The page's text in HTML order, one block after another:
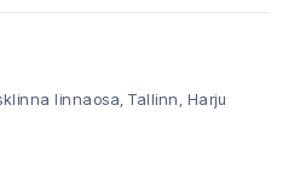
linnaosa, Tallinn, Harju